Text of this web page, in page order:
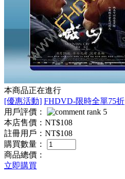
本商品正在進行
[優惠活動] FHDVD-限時全單75折
用戶評價：
本店售價： NT$108
註冊用戶： NT$108
購買數量：
商品總價：
立即購買